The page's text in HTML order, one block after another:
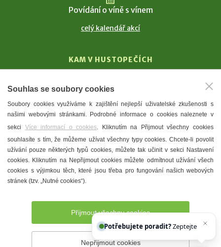
Povídání o víně s vínem
celý kalendář akcí
KAM V HUSTOPEČÍCH
T. G. Masaryk
Mandloně
Ubytování
Restaurace
Městské muzeum a galerie
Denní meníčka
Prohlášení o přístupnosti Správce webu
Souhlas se soubory cookies
Soubory cookies využíváme k zajištění nejlepší uživatelské zkušenosti s
našimi webovými stránkami. Podrobné informace o cookies naleznete v
sekci Více informací o cookies. Kliknutím na Přijmout všechny cookies
souhlasíte s tím, že můžeme užívat všechny typy cookies. Chcete-li povolit
užívání pouze některých typů cookies, můžete tak učinit v sekci Nastavení
cookies. Kliknutím na Nepřijmout cookies můžete odmítnout užívání všech
cookies s výjimkou těch, které jsou třeba pro fungování našich webových
stránek (tzv. „Nutné cookies“).
Přijmout všechny cookies
Nepřijmout cookies
Potřebujete poradit?Zeptejte se našeho as